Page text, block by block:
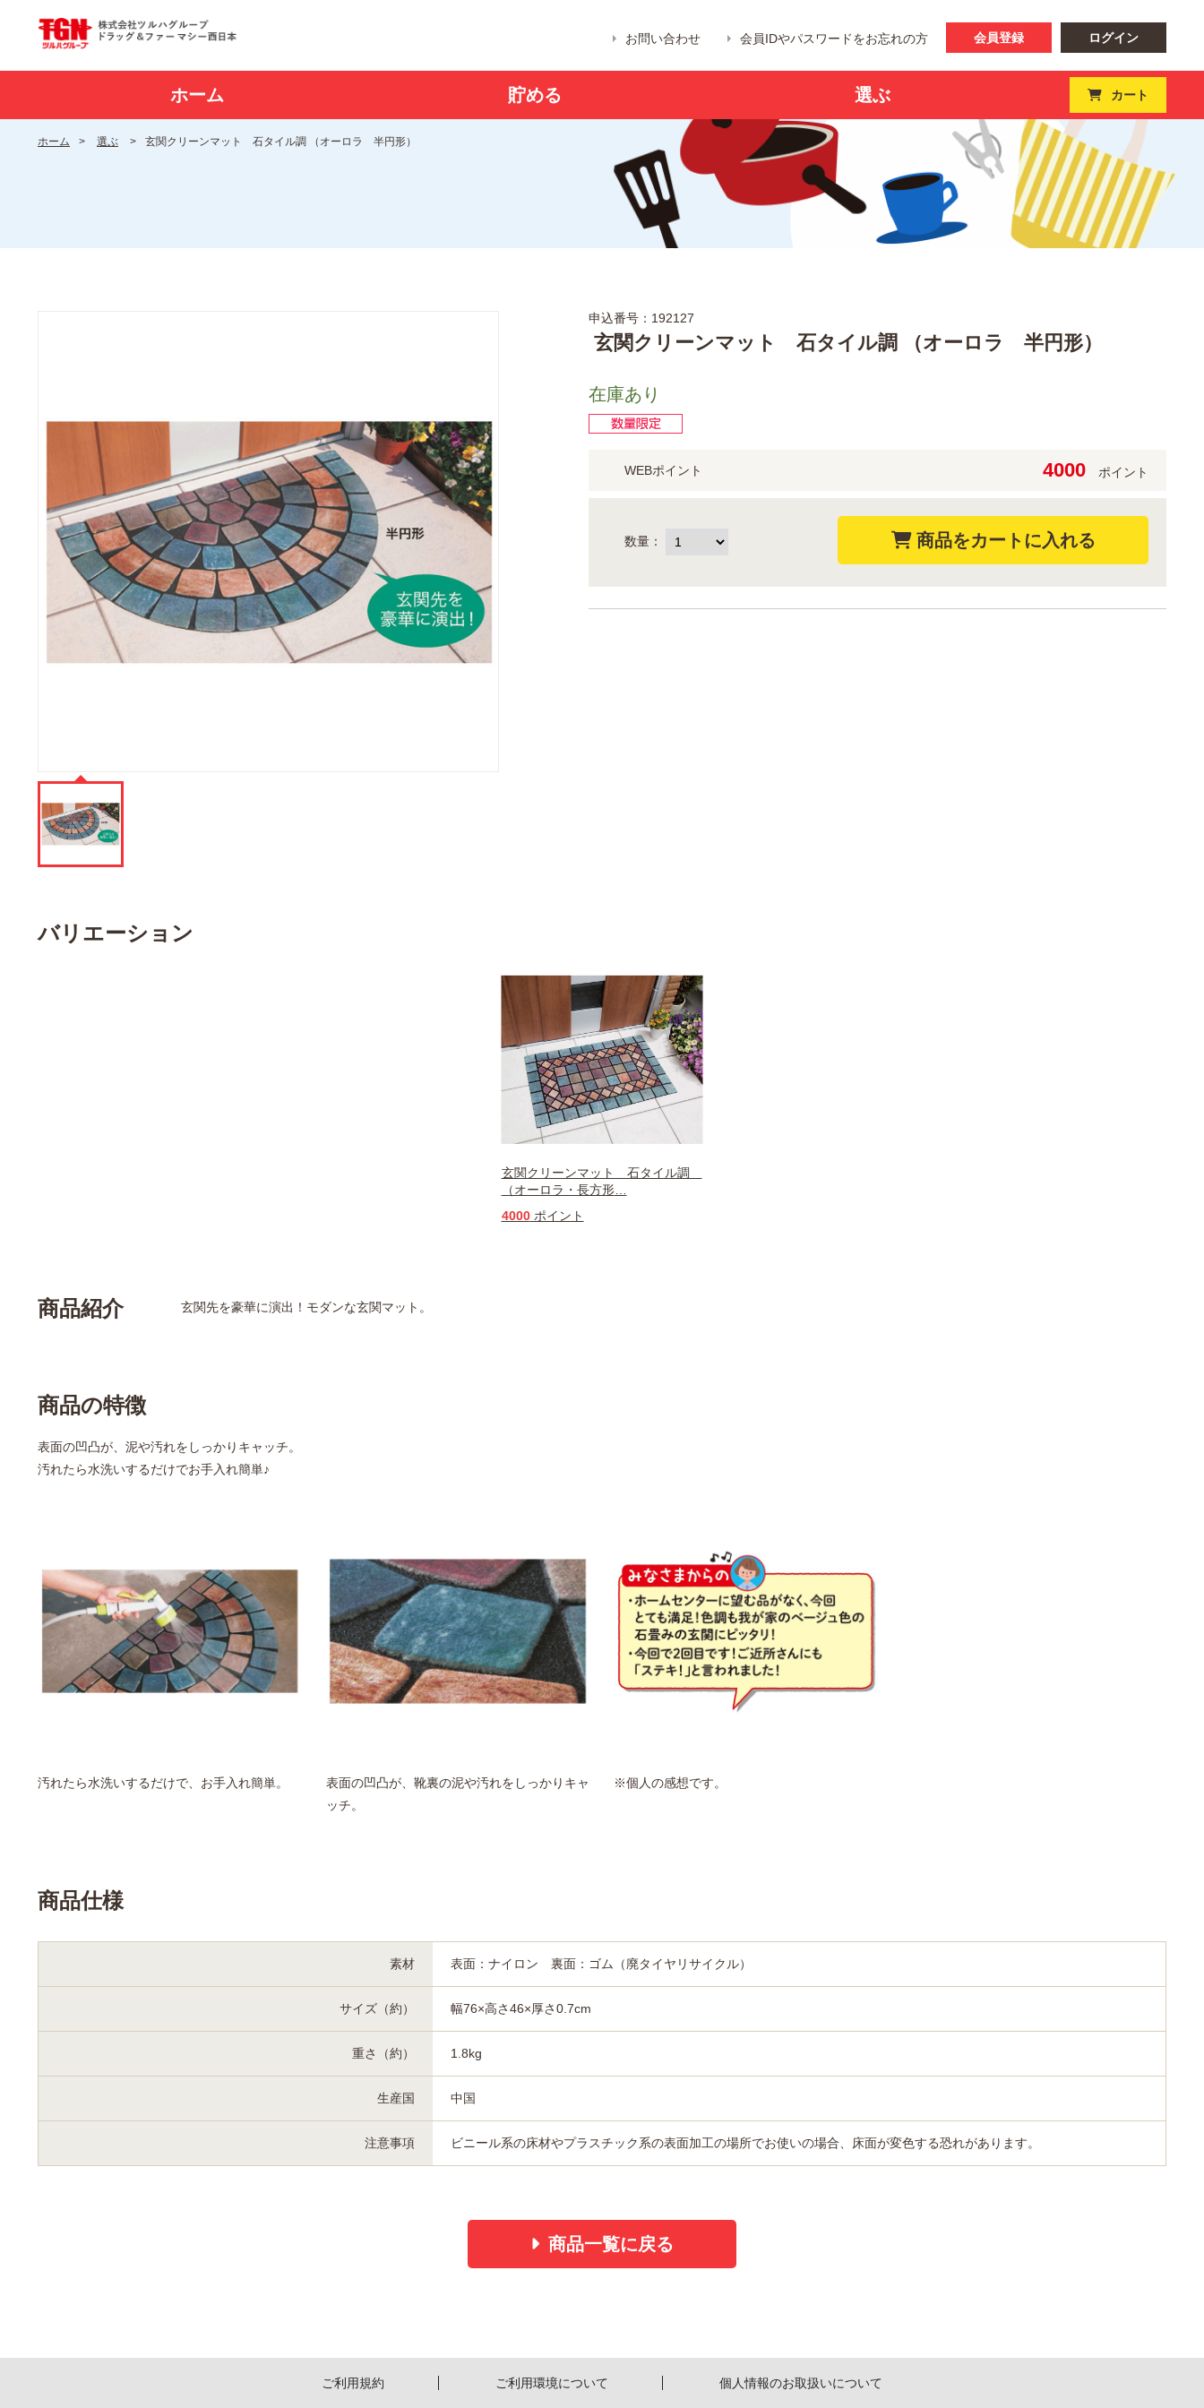
お問い合わせ 会員IDやパスワードをお忘れの方 会員登録 ログイン
ホーム 貯める 選ぶ カート
ホーム > 選ぶ > 玄関クリーンマット 石タイル調 （オーロラ 半円形）
申込番号：192127
玄関クリーンマット 石タイル調 （オーロラ 半円形）
在庫あり
WEBポイント 4000 ポイント
数量：
バリエーション
玄関クリーンマット 石タイル調
（オーロラ・長方形…
4000ポイント
商品紹介 玄関先を豪華に演出！モダンな玄関マット。
商品の特徴
表面の凹凸が、泥や汚れをしっかりキャッチ。
汚れたら水洗いするだけでお手入れ簡単♪
汚れたら水洗いするだけで、お手入れ簡単。
表面の凹凸が、靴裏の泥や汚れをしっかりキャ
ッチ。
※個人の感想です。
商品仕様
素材 表面：ナイロン 裏面：ゴム（廃タイヤリサイクル）
サイズ（約） 幅76×高さ46×厚さ0.7cm
重さ（約） 1.8kg
生産国 中国
注意事項 ビニール系の床材やプラスチック系の表面加工の場所でお使いの場合、床面が変色する恐れがあります。
商品一覧に戻る
ご利用規約 ご利用環境について 個人情報のお取扱いについて